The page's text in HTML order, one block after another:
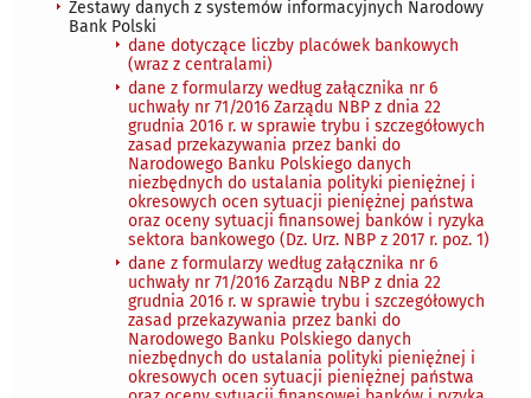
Zestawy danych z systemów informacyjnych Narodowy
Bank Polski
dane dotyczące liczby placówek bankowych
(wraz z centralami)
dane z formularzy według załącznika nr 6
uchwały nr 71/2016 Zarządu NBP z dnia 22
grudnia 2016 r. w sprawie trybu i szczegółowych
zasad przekazywania przez banki do
Narodowego Banku Polskiego danych
niezbędnych do ustalania polityki pieniężnej i
okresowych ocen sytuacji pieniężnej państwa
oraz oceny sytuacji finansowej banków i ryzyka
sektora bankowego (Dz. Urz. NBP z 2017 r. poz. 1)
dane z formularzy według załącznika nr 6
uchwały nr 71/2016 Zarządu NBP z dnia 22
grudnia 2016 r. w sprawie trybu i szczegółowych
zasad przekazywania przez banki do
Narodowego Banku Polskiego danych
niezbędnych do ustalania polityki pieniężnej i
okresowych ocen sytuacji pieniężnej państwa